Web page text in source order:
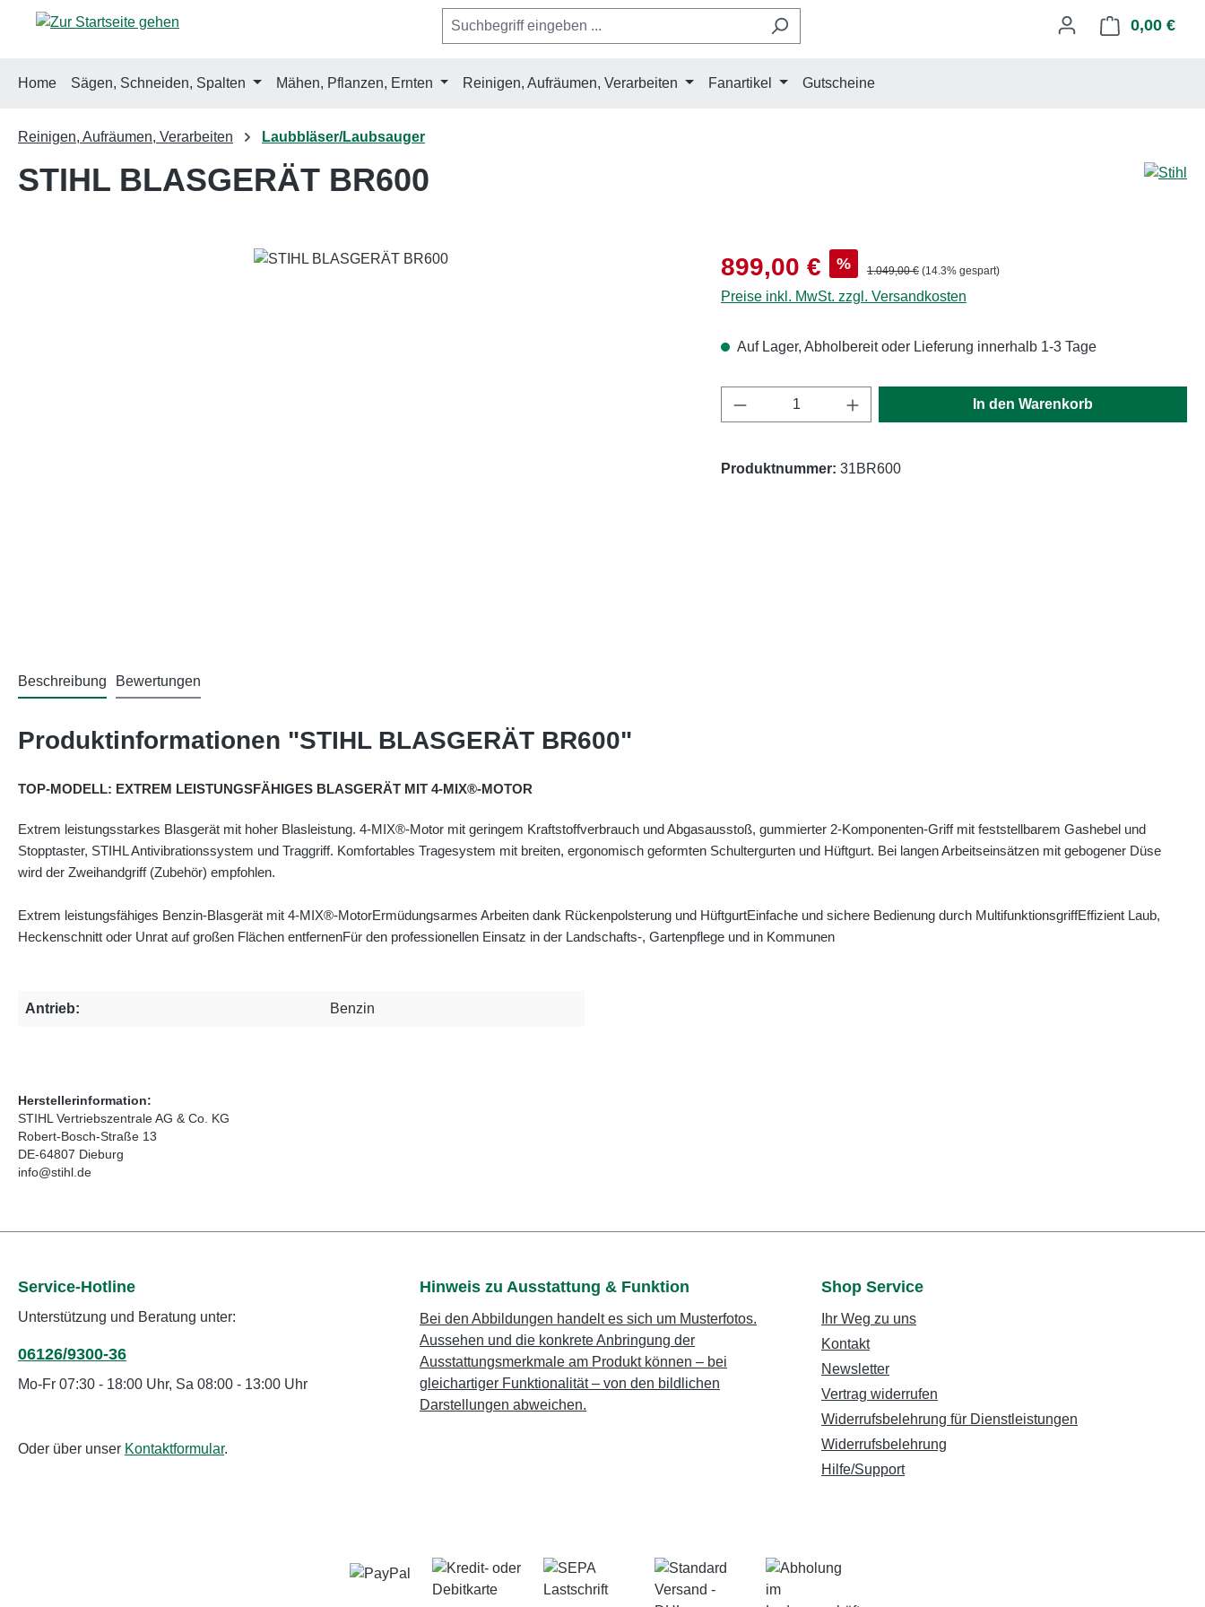
Hauptinhalt springen
Zur Suche springen
Zur Hauptnavigation springen 0,00 €
Home Sägen, Schneiden, Spalten Mähen, Pflanzen, Ernten Reinigen, Aufräumen, Verarbeiten Fanartikel Gutscheine
Reinigen, Aufräumen, Verarbeiten Laubbläser/Laubsauger
STIHL BLASGERÄT BR600
Verkaufspreis:
899,00 € % Regulärer Preis:
1.049,00 € (14.3% gespart)
Preise inkl. MwSt. zzgl. Versandkosten
Auf Lager, Abholbereit oder Lieferung innerhalb 1-3 Tage
Produkt Anzahl: Gib den gewünschten Wert ein
In den Warenkorb
Produktnummer: 31BR600
Beschreibung Bewertungen
Produktinformationen "STIHL BLASGERÄT BR600"
TOP-MODELL: EXTREM LEISTUNGSFÄHIGES BLASGERÄT MIT 4-MIX®-MOTOR
Extrem leistungsstarkes Blasgerät mit hoher Blasleistung. 4-MIX®-Motor mit geringem Kraftstoffverbrauch und Abgasausstoß, gummierter 2-Komponenten-Griff mit feststellbarem Gashebel und
Stopptaster, STIHL Antivibrationssystem und Traggriff. Komfortables Tragesystem mit breiten, ergonomisch geformten Schultergurten und Hüftgurt. Bei langen Arbeitseinsätzen mit gebogener Düse
wird der Zweihandgriff (Zubehör) empfohlen.
Extrem leistungsfähiges Benzin-Blasgerät mit 4-MIX®-MotorErmüdungsarmes Arbeiten dank Rückenpolsterung und HüftgurtEinfache und sichere Bedienung durch MultifunktionsgriffEffizient Laub,
Heckenschnitt oder Unrat auf großen Flächen entfernenFür den professionellen Einsatz in der Landschafts-, Gartenpflege und in Kommunen
Antrieb: Benzin
Herstellerinformation:
STIHL Vertriebszentrale AG & Co. KG
Robert-Bosch-Straße 13
DE-64807 Dieburg
info@stihl.de
Service-Hotline
Unterstützung und Beratung unter:
06126/9300-36
Mo-Fr 07:30 - 18:00 Uhr, Sa 08:00 - 13:00 Uhr
Oder über unser Kontaktformular.
Hinweis zu Ausstattung & Funktion
Bei den Abbildungen handelt es sich um Musterfotos.
Aussehen und die konkrete Anbringung der
Ausstattungsmerkmale am Produkt können – bei
gleichartiger Funktionalität – von den bildlichen
Darstellungen abweichen.
Shop Service
Ihr Weg zu uns
Kontakt
Newsletter
Vertrag widerrufen
Widerrufsbelehrung für Dienstleistungen
Widerrufsbelehrung
Hilfe/Support